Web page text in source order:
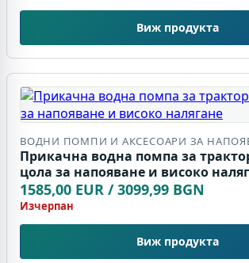
Виж продукта
ВОДНИ ПОМПИ И АКСЕСОАРИ ЗА
Прикачна водна помпа за
цола за напояване и високо
1585,00 EUR / 3099,99 BGN
Изчерпан
Виж продукта